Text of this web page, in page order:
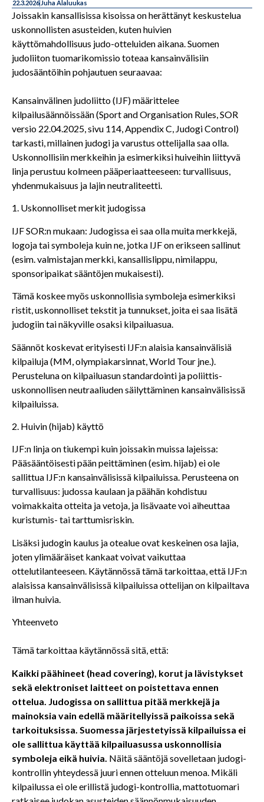
22.3.2026 Juha Alaluukas
Joissakin kansallisissa kisoissa on herättänyt keskustelua
uskonnollisten asusteiden, kuten huivien
käyttömahdollisuus judo-otteluiden aikana. Suomen
judoliiton tuomarikomissio toteaa kansainvälisiin
judosääntöihin pohjautuen seuraavaa:
Kansainvälinen judoliitto (IJF) määrittelee
kilpailusäännöissään (Sport and Organisation Rules, SOR
versio 22.04.2025, sivu 114, Appendix C, Judogi Control)
tarkasti, millainen judogi ja varustus ottelijalla saa olla.
Uskonnollisiin merkkeihin ja esimerkiksi huiveihin liittyvä
linja perustuu kolmeen pääperiaatteeseen: turvallisuus,
yhdenmukaisuus ja lajin neutraliteetti.
1. Uskonnolliset merkit judogissa
IJF SOR:n mukaan: Judogissa ei saa olla muita merkkejä,
logoja tai symboleja kuin ne, jotka IJF on erikseen sallinut
(esim. valmistajan merkki, kansallislippu, nimilappu,
sponsoripaikat sääntöjen mukaisesti).
Tämä koskee myös uskonnollisia symboleja esimerkiksi
ristit, uskonnolliset tekstit ja tunnukset, joita ei saa lisätä
judogiin tai näkyville osaksi kilpailuasua.
Säännöt koskevat erityisesti IJF:n alaisia kansainvälisiä
kilpailuja (MM, olympiakarsinnat, World Tour jne.).
Perusteluna on kilpailuasun standardointi ja poliittis-
uskonnollisen neutraaliuden säilyttäminen kansainvälisissä
kilpailuissa.
2. Huivin (hijab) käyttö
IJF:n linja on tiukempi kuin joissakin muissa lajeissa:
Pääsääntöisesti pään peittäminen (esim. hijab) ei ole
sallittua IJF:n kansainvälisissä kilpailuissa. Perusteena on
turvallisuus: judossa kaulaan ja päähän kohdistuu
voimakkaita otteita ja vetoja, ja lisävaate voi aiheuttaa
kuristumis- tai tarttumisriskin.
Lisäksi judogin kaulus ja otealue ovat keskeinen osa lajia,
joten ylimääräiset kankaat voivat vaikuttaa
ottelutilanteeseen. Käytännössä tämä tarkoittaa, että IJF:n
alaisissa kansainvälisissä kilpailuissa ottelijan on kilpailtava
ilman huivia.
Yhteenveto
Tämä tarkoittaa käytännössä sitä, että:
Kaikki päähineet (head covering), korut ja lävistykset
sekä elektroniset laitteet on poistettava ennen
ottelua. Judogissa on sallittua pitää merkkejä ja
mainoksia vain edellä määritellyissä paikoissa sekä
tarkoituksissa. Suomessa järjestetyissä kilpailuissa ei
ole sallittua käyttää kilpailuasussa uskonnollisia
symboleja eikä huivia. Näitä sääntöjä sovelletaan judogi-
kontrollin yhteydessä juuri ennen otteluun menoa. Mikäli
kilpailussa ei ole erillistä judogi-kontrollia, mattotuomari